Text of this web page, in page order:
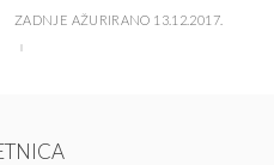
ZADNJE AŽURIRANO 13.12.2017.